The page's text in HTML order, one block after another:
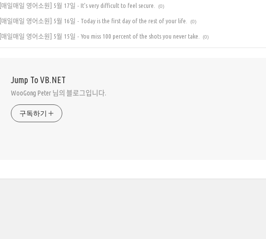
[매일매일 영어소원] 5월 17일 - It's very difficult to feel secure. (0)
[매일매일 영어소원] 5월 16일 - Today is the first day of the rest of your life. (0)
[매일매일 영어소원] 5월 15일 - You miss 100 percent of the shots you never take. (0)
Jump To VB.NET
WooGong Peter 님의 블로그입니다.
구독하기